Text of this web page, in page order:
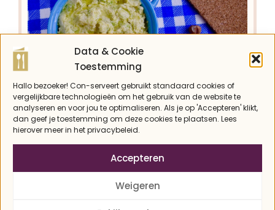
Data & Cookie
Toestemming
Hallo bezoeker! Con-serveert gebruikt standaard cookies of
vergelijkbare technologieën om het gebruik van de website te
analyseren en voor jou te optimaliseren. Als je op 'Accepteren' klikt,
dan geef je toestemming om deze cookies te plaatsen. Lees
hierover meer in het privacybeleid.
Accepteren
Weigeren
Spruitjespesto met
hazelnoten